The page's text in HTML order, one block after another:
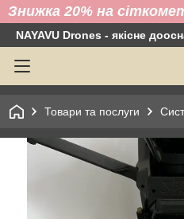
Знижка 20% на
NAYAVU Drones - якісне
Товари та послуги